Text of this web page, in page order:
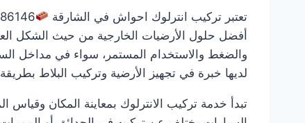
تعتبر تركيب انترلوك احواش في الشارقة
أفضل حلول الأرضيات الخارجية من حيث الشكل
والضغط والاستخدام المستمر، سواء في مداخل
لديها خبرة في تجهيز الأرضية وتركيب البلاط
تبدأ خدمة تركيب الانترلوك بمعاينة المكان